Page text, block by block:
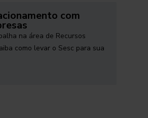
com
na área de Recursos
como levar o Sesc para sua